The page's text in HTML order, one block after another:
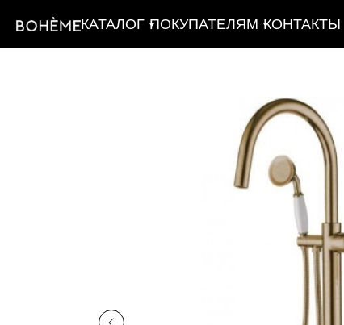
КАТАЛОГ ПОКУПАТЕЛЯМ КОНТАКТЫ